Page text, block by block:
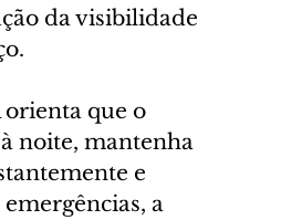
da visibilidade
orienta que o
noite, mantenha
e
a